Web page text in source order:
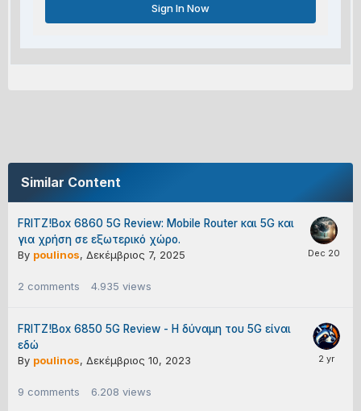
Sign In Now
Similar Content
FRITZ!Box 6860 5G Review: Mobile Router και 5G και
για χρήση σε εξωτερικό χώρο.
By poulinos, Δεκέμβριος 7, 2025
2 comments 4.935 views
FRITZ!Box 6850 5G Review - Η δύναμη του 5G είναι
εδώ
By poulinos, Δεκέμβριος 10, 2023
9 comments 6.208 views